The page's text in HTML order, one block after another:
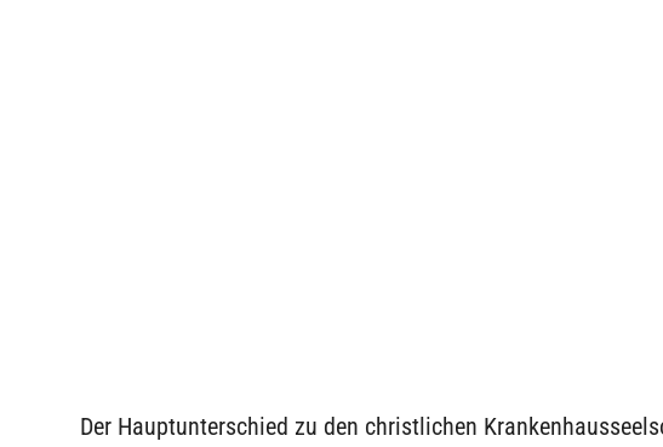
Der Hauptunterschied zu den christlichen